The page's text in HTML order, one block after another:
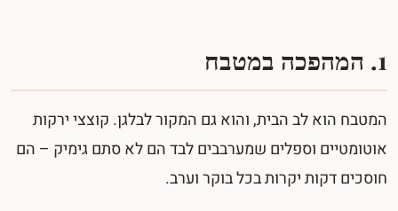
1. המהפכה במטבח
המטבח הוא לב הבית, והוא גם המקור לבלגן. קוצצי ירקות
אוטומטיים וספלים שמערבבים לבד הם לא סתם גימיק – הם
חוסכים דקות יקרות בכל בוקר וערב.